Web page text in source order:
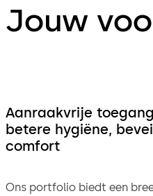
Jouw
Aanraakvrije
betere hygiëne,
comfort
Ons portfolio biedt een